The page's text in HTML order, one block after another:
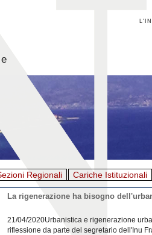
Regionali Cariche Istituzionali
La rigenerazione ha bisogno
21/04/2020Urbanistica e rigenerazione
riflessione da parte del segretario dell'Inu